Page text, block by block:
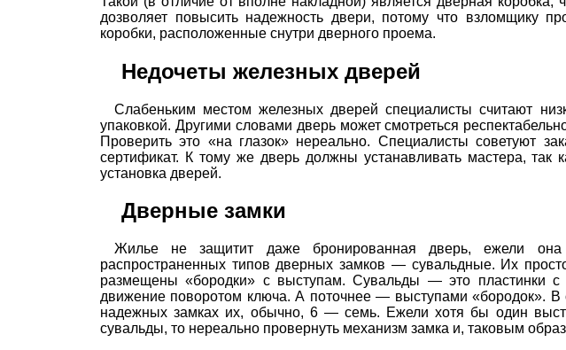
дозволяет повысить надежность двери, потому что взломщику
коробки, расположенные снутри дверного проема.
Недочеты железных дверей
Слабеньким местом железных дверей специалисты считают
упаковкой. Другими словами дверь может смотреться
Проверить это «на глазок» нереально. Специалисты советуют
сертификат. К тому же дверь должны устанавливать мастера, так
установка дверей.
Дверные замки
Жилье не защитит даже бронированная дверь, ежели
распространенных типов дверных замков — сувальдные. Их
размещены «бородки» с выступам. Сувальды — это пластинки с
движение поворотом ключа. А поточнее — выступами «бородок».
надежных замках их, обычно, 6 — семь. Ежели хотя бы один
сувальды, то нереально провернуть механизм замка и, таковым